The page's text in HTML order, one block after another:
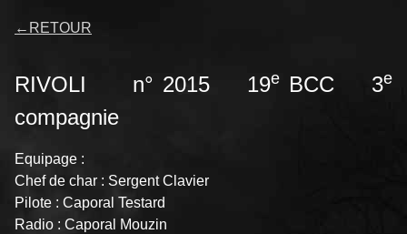
← RETOUR
RIVOLI n° 2015 19e BCC 3e
compagnie
Equipage :
Chef de char : Sergent Clavier
Pilote : Caporal Testard
Radio : Caporal Mouzin